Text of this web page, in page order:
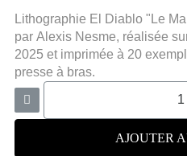
Lithographie El Diablo " Le
par Alexis Nesme, réalisée
2025 et imprimée à 20
presse à bras.
AJOUTER